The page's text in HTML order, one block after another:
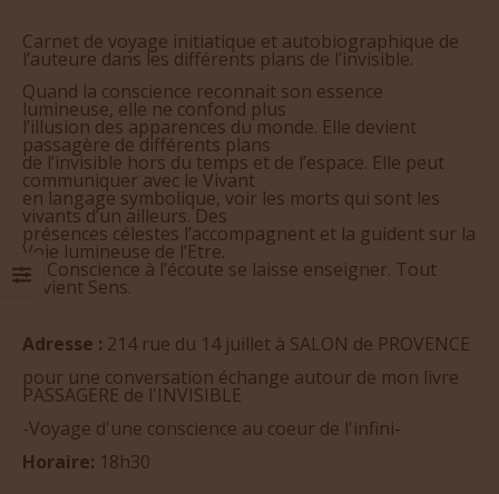
Carnet de voyage initiatique et autobiographique de
l’auteure dans les différents plans de l’invisible.
Quand la conscience reconnait son essence
lumineuse, elle ne confond plus
l’illusion des apparences du monde. Elle devient
passagère de différents plans
de l’invisible hors du temps et de l’espace. Elle peut
communiquer avec le Vivant
en langage symbolique, voir les morts qui sont les
vivants d’un ailleurs. Des
présences célestes l’accompagnent et la guident sur la
Voie lumineuse de l’Etre.
devient Sens.
Adresse :214 rue du 14 juillet à SALON de PROVENCE
pour une conversation échange autour de mon livre
PASSAGERE de l'INVISIBLE
-Voyage d'une conscience au coeur de l'infini-